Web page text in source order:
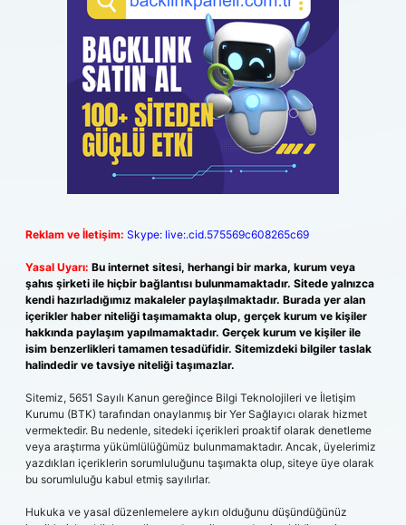
Reklam ve İletişim: Skype: live:.cid.575569c608265c69
Yasal Uyarı: Bu internet sitesi, herhangi bir marka, kurum veya
şahıs şirketi ile hiçbir bağlantısı bulunmamaktadır. Sitede yalnızca
kendi hazırladığımız makaleler paylaşılmaktadır. Burada yer alan
içerikler haber niteliği taşımamakta olup, gerçek kurum ve kişiler
hakkında paylaşım yapılmamaktadır. Gerçek kurum ve kişiler ile
isim benzerlikleri tamamen tesadüfidir. Sitemizdeki bilgiler taslak
halindedir ve tavsiye niteliği taşımazlar.
Sitemiz, 5651 Sayılı Kanun gereğince Bilgi Teknolojileri ve İletişim
Kurumu (BTK) tarafından onaylanmış bir Yer Sağlayıcı olarak hizmet
vermektedir. Bu nedenle, sitedeki içerikleri proaktif olarak denetleme
veya araştırma yükümlülüğümüz bulunmamaktadır. Ancak, üyelerimiz
yazdıkları içeriklerin sorumluluğunu taşımakta olup, siteye üye olarak
bu sorumluluğu kabul etmiş sayılırlar.
Hukuka ve yasal düzenlemelere aykırı olduğunu düşündüğünüz